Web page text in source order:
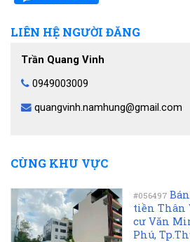
LIÊN HỆ NGƯỜI ĐĂNG
Trần Quang Vinh
0949003009
quangvinh.namhung@gmail.com
CÙNG KHU VỰC
#056497
tiền Thân
cư Văn
Phú,